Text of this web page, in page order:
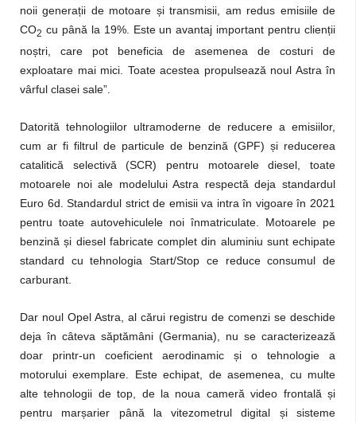
noii generații de motoare și transmisii, am redus emisiile de
CO2 cu până la 19%. Este un avantaj important pentru clienții
noștri, care pot beneficia de asemenea de costuri de
exploatare mai mici. Toate acestea propulsează noul Astra în
vârful clasei sale”.
Datorită tehnologiilor ultramoderne de reducere a emisiilor,
cum ar fi filtrul de particule de benzină (GPF) și reducerea
catalitică selectivă (SCR) pentru motoarele diesel, toate
motoarele noi ale modelului Astra respectă deja standardul
Euro 6d. Standardul strict de emisii va intra în vigoare în 2021
pentru toate autovehiculele noi înmatriculate. Motoarele pe
benzină și diesel fabricate complet din aluminiu sunt echipate
standard cu tehnologia Start/Stop ce reduce consumul de
carburant.
Dar noul Opel Astra, al cărui registru de comenzi se deschide
deja în câteva săptămâni (Germania), nu se caracterizează
doar printr-un coeficient aerodinamic și o tehnologie a
motorului exemplare. Este echipat, de asemenea, cu multe
alte tehnologii de top, de la noua cameră video frontală și
pentru marșarier până la vitezometrul digital și sisteme